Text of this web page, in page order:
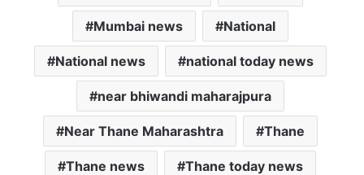
Mumbai news National
National news national today news
near bhiwandi maharajpura
Near Thane Maharashtra Thane
Thane news Thane today news